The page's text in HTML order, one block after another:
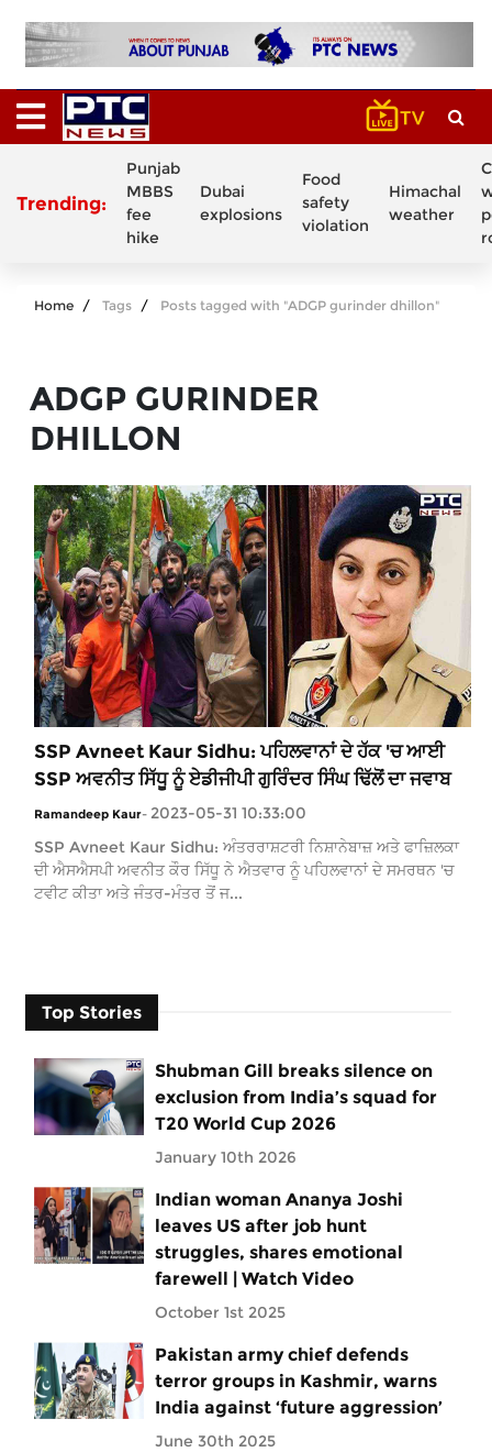
Trending:
Punjab
MBBS
fee
hike
Dubai
explosions
Food
safety
violation
Himachal
weather
Home Tags Posts tagged with "ADGP gurinder dhillon"
ADGP GURINDER
DHILLON
SSP Avneet Kaur Sidhu: ਪਹਿਲਵਾਨਾਂ ਦੇ ਹੱਕ 'ਚ ਆਈ
SSP ਅਵਨੀਤ ਸਿੱਧੂ ਨੂੰ ਏਡੀਜੀਪੀ ਗੁਰਿੰਦਰ ਸਿੰਘ ਢਿੱਲੋਂ ਦਾ ਜਵਾਬ
Ramandeep Kaur- 2023-05-31 10:33:00
SSP Avneet Kaur Sidhu: ਅੰਤਰਰਾਸ਼ਟਰੀ ਨਿਸ਼ਾਨੇਬਾਜ਼ ਅਤੇ ਫਾਜ਼ਿਲਕਾ
ਦੀ ਐਸਐਸਪੀ ਅਵਨੀਤ ਕੌਰ ਸਿੱਧੂ ਨੇ ਐਤਵਾਰ ਨੂੰ ਪਹਿਲਵਾਨਾਂ ਦੇ ਸਮਰਥਨ 'ਚ
ਟਵੀਟ ਕੀਤਾ ਅਤੇ ਜੰਤਰ-ਮੰਤਰ ਤੋਂ ਜ...
Top Stories
Shubman Gill breaks silence on
exclusion from India’s squad for
T20 World Cup 2026
January 10th 2026
Indian woman Ananya Joshi
leaves US after job hunt
struggles, shares emotional
farewell | Watch Video
October 1st 2025
Pakistan army chief defends
terror groups in Kashmir, warns
India against ‘future aggression’
June 30th 2025